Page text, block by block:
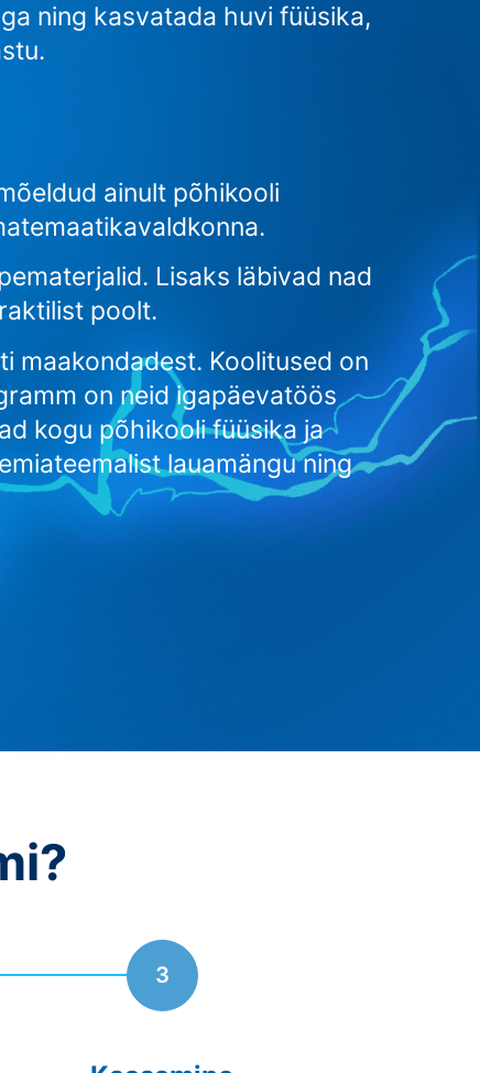
ning kasvatada huvi füüsika,
ainult põhikooli
Lisaks läbivad nad
poolt.
maakondadest. Koolitused on
on neid igapäevatöös
kogu põhikooli füüsika ja
lauamängu ning
3